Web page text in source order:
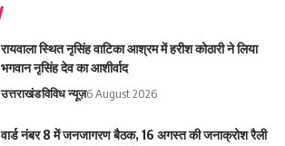
रायवाला स्थित नृसिंह वाटिका आश्रम में हरीश कोठारी ने लिया
भगवान नृसिंह देव का आशीर्वाद
उत्तराखंडविविध न्यूज़6 August 2026
वार्ड नंबर 8 में जनजागरण बैठक, 16 अगस्त की जनाक्रोश रैली